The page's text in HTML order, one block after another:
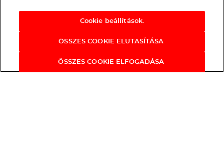
Cookie beállítások.
ÖSSZES COOKIE ELUTASÍTÁSA
ÖSSZES COOKIE ELFOGADÁSA